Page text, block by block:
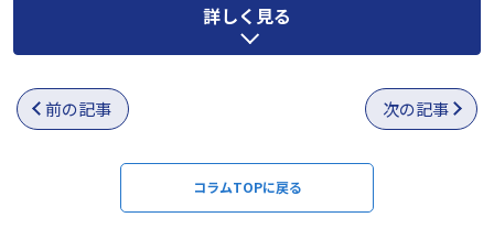
詳しく見る
前の記事 次の記事
コラムTOPに戻る